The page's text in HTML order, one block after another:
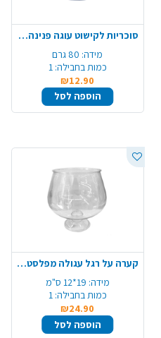
סוכריות לקישוט עוגה פנינה 80 ג' - שחור
מידה: 80 גרם
כמות בחבילה: 1
₪12.90
הוספה לסל
קערה על רגל עגולה מפלסטיק - שקוף
מידה: 19*12 ס"מ
כמות בחבילה: 1
₪24.90
הוספה לסל